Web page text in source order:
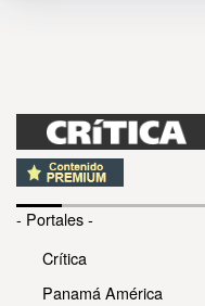
- Portales -
Crítica
Panamá América